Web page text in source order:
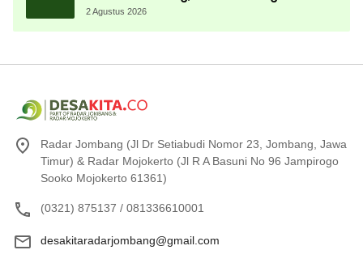
Almamater
2 Agustus 2026
Radar Jombang (Jl Dr Setiabudi Nomor 23, Jombang, Jawa
Timur) & Radar Mojokerto (Jl R A Basuni No 96 Jampirogo
Sooko Mojokerto 61361)
(0321) 875137 / 081336610001
desakitaradarjombang@gmail.com